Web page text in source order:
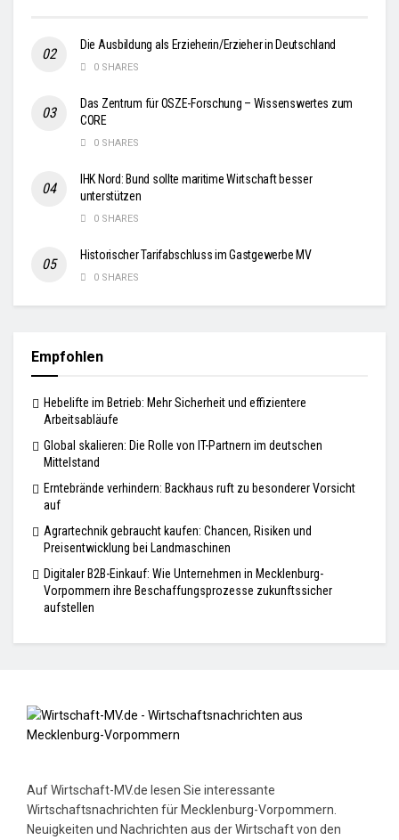
Die Ausbildung als Erzieherin/Erzieher in Deutschland
0 SHARES
Das Zentrum für OSZE-Forschung – Wissenswertes zum
CORE
0 SHARES
IHK Nord: Bund sollte maritime Wirtschaft besser
unterstützen
0 SHARES
Historischer Tarifabschluss im Gastgewerbe MV
0 SHARES
Empfohlen
Hebelifte im Betrieb: Mehr Sicherheit und effizientere
Arbeitsabläufe
Global skalieren: Die Rolle von IT-Partnern im deutschen
Mittelstand
Erntebrände verhindern: Backhaus ruft zu besonderer Vorsicht
auf
Agrartechnik gebraucht kaufen: Chancen, Risiken und
Preisentwicklung bei Landmaschinen
Digitaler B2B-Einkauf: Wie Unternehmen in Mecklenburg-
Vorpommern ihre Beschaffungsprozesse zukunftssicher
aufstellen
Auf Wirtschaft-MV.de lesen Sie interessante
Wirtschaftsnachrichten für Mecklenburg-Vorpommern.
Neuigkeiten und Nachrichten aus der Wirtschaft von den